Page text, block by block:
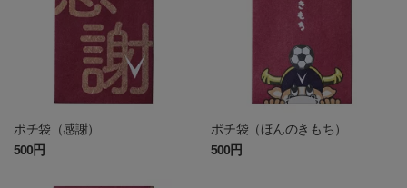
ポチ袋（感謝）
500円
ポチ袋（ほんのきもち）
500円